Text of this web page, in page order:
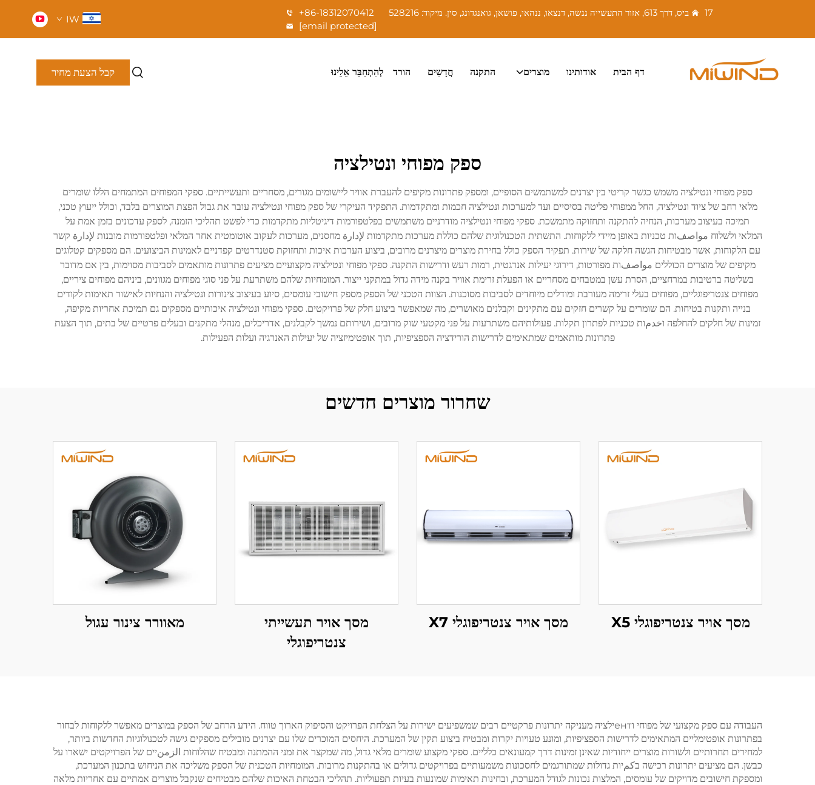
17 ביס, דרך 613, אזור התעשייה ננשה, דנצאו, ננהאי, פושאן, גואנגדונג, סין. מיקוד: 528216
+86-18312070412
[email protected]
IW
דף הבית אודותינו מוצרים התקנה חֲדָשִים הורד לְהִתְחַבֵּר אֵלֵינוּ קבל הצעת מחיר
ספק מפוחי ונטילציה
ספק מפוחי ונטילציה משמש כגשר קריטי בין יצרנים למשתמשים הסופיים, ומספק פתרונות מקיפים להעברת אוויר ליישומים מגורים, מסחריים ותעשייתיים. ספקי המפוחים המתמחים הללו שומרים
מלאי רחב של ציוד ונטילציה, החל ממפוחי פליטה בסיסיים ועד למערכות ונטילציה חכמות ומתקדמות. התפקיד העיקרי של ספק מפוחי ונטילציה עובר את גבול הפצת המוצרים בלבד, וכולל ייעוץ טכני,
תמיכה בעיצוב מערכות, הנחיה להתקנה ותחזוקה מתמשכת. ספקי מפוחי ונטילציה מודרניים משתמשים בפלטפורמות דיגיטליות מתקדמות כדי לפשט תהליכי הזמנה, לספק עדכונים בזמן אמת על
המלאי ולשלוח مواصفות טכניות באופן מיידי ללקוחות. התשתית הטכנולוגית שלהם כוללת מערכות מתקדמות لإدارة מחסנים, מערכות לעקוב אוטומטית אחר המלאי ופלטפורמות מובנות لإدارة קשר
עם הלקוחות, אשר מבטיחות הגשה חלקה של שירות. תפקיד הספק כולל בחירת מוצרים מיצרנים מרובים, ביצוע הערכות איכות ותחזוקת סטנדרטים קפדניים לאמינות הביצועים. הם מספקים קטלוגים
מקיפים של מוצרים הכוללים مواصفות מפורטות, דירוגי יעילות אנרגטית, רמות רעש ודרישות התקנה. ספקי מפוחי ונטילציה מקצועיים מציעים פתרונות מותאמים לסביבות מסוימות, בין אם מדובר
בשליטה ברטיבות במרחציים, הסרת עשן במטבחים מסחריים או הפעלת זרימת אוויר בקנה מידה גדול במתקני ייצור. המומחיות שלהם משתרעת על פני סוגי מפוחים מגוונים, ביניהם מפוחים ציריים,
מפוחים צנטריפוגליים, מפוחים בעלי זרימה מעורבת ומודלים מיוחדים לסביבות מסוכנות. הצוות הטכני של הספק מספק חישובי עומסים, סיוע בעיצוב צינורות ונטילציה והנחיות לאישור תאימות לקודים
בנייה ותקנות בטיחות. הם שומרים על קשרים חזקים עם מתקינים וקבלנים מאושרים, מה שמאפשר ביצוע חלק של פרויקטים. ספקי מפוחי ונטילציה איכותיים מספקים גם תמיכת אחריות מקיפה,
זמינות של חלקים להחלפה וخدمות טכניות לפתרון תקלות. פעולותיהם משתרעות על פני מקטעי שוק מרובים, ושירותם נמשך לקבלנים, אדריכלים, מנהלי מתקנים ובעלים פרטיים של בתים, תוך הצעת
פתרונות מותאמים שמתאימים לדרישות הורידציה הספציפיות, תוך אופטימיזציה של יעילות האנרגיה ועלות הפעילות.
שחרור מוצרים חדשים
מסך אויר צנטריפוגלי X5 מסך אויר צנטריפוגלי X7
מסך אויר תעשייתי
צנטריפוגלי
מאוורר צינור עגול
העבודה עם ספק מקצועי של מפוחי וентילציה מעניקה יתרונות פרקטיים רבים שמשפיעים ישירות על הצלחת הפרויקט והסיפוק הארוך טווח. הידע הרחב של הספק במוצרים מאפשר ללקוחות לבחור
בפתרונות אופטימליים המתאימים לדרישות הספציפיות, ומונע טעויות יקרות ומבטיח ביצוע תקין של המערכת. היחסים המוכרים שלו עם יצרנים מובילים מספקים גישה לטכנולוגיות החדשות ביותר,
למחירים תחרותיים ולשורות מוצרים ייחודיות שאינן זמינות דרך קמעונאים כלליים. ספקי מקצוע שומרים מלאי גדול, מה שמקצר את זמני ההמתנה ומבטיח שהלוחות الزمنיים של הפרויקטים ישארו על
כבשן. הם מציעים יתרונות רכישה בكمיות גדולות שמתורגמים לחסכונות משמעותיים בפרויקטים גדולים או בהתקנות מרובות. המומחיות הטכנית של הספק משליכה את הניחוש בתכנון המערכת,
ומספקת חישובים מדויקים של עומסים, המלצות נכונות לגודל המערכת, ובחינות תאימות שמונעות בעיות תפעוליות. תהליכי הבטחת האיכות שלהם מבטיחים שנקבל מוצרים אמתיים עם אחריות מלאה